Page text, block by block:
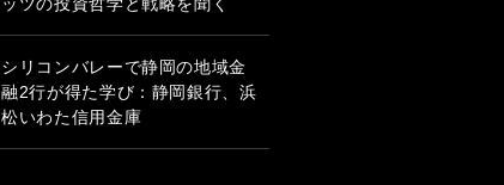
シリコンバレーで静岡の地域金
融2行が得た学び：静岡銀行、浜
松いわた信用金庫